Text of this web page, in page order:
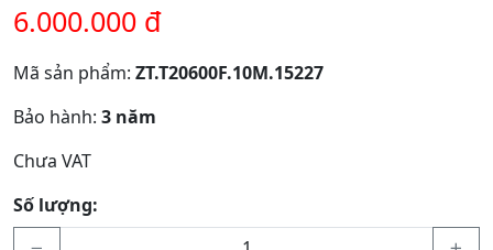
6.000.000 đ
Mã sản phẩm: ZT.T20600F.10M.15227
Bảo hành: 3 năm
Chưa VAT
Số lượng: